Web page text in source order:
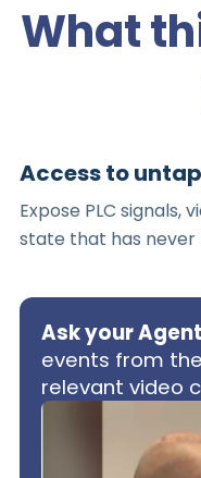
What
Access to
Expose PLC signals,
state that has never
Ask your
events from
relevant video